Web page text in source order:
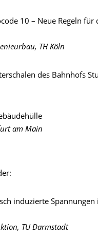
10 – Neue Regeln für
TH Köln
des Bahnhofs
am Main
induzierte Spannungen
TU Darmstadt